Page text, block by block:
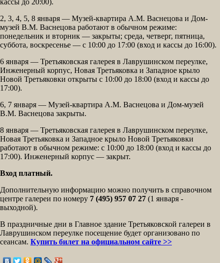
2, 3, 4, 5, 8 января — Музей-квартира А.М. Васнецова и Дом-
музей В.М. Васнецова работают в обычном режиме:
понедельник и вторник — закрыты; среда, четверг, пятница,
суббота, воскресенье — с 10:00 до 17:00 (вход и кассы до 16:00).
6 января — Третьяковская галерея в Лаврушинском переулке,
Инженерный корпус, Новая Третьяковка и Западное крыло
Новой Третьяковки открыты с 10:00 до 18:00 (вход и кассы до
17:00).
6, 7 января — Музей-квартира А.М. Васнецова и Дом-музей
В.М. Васнецова закрыты.
8 января — Третьяковская галерея в Лаврушинском переулке,
Новая Третьяковка и Западное крыло Новой Третьяковки
работают в обычном режиме: с 10:00 до 18:00 (вход и кассы до
17:00). Инженерный корпус — закрыт.
Вход платный.
Дополнительную информацию можно получить в справочном
центре галереи по номеру 7 (495) 957 07 27 (1 января -
выходной).
В праздничные дни в Главное здание Третьяковской галереи в
Лаврушинском переулке посещение будет организовано по
сеансам. Купить билет на официальном сайте >>